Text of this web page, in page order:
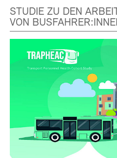
STUDIE ZU DEN
VON